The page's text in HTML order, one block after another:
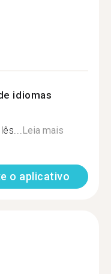
idiomas
Leia mais
o aplicativo